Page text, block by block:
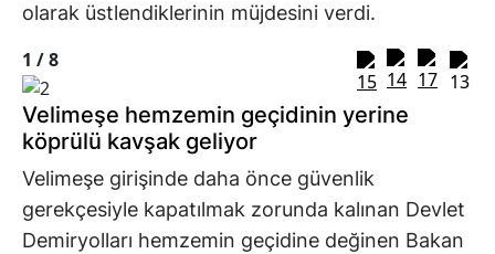
olarak üstlendiklerinin müjdesini verdi.
1 /8
Velimeşe hemzemin geçidinin yerine
köprülü kavşak geliyor
Velimeşe girişinde daha önce güvenlik
gerekçesiyle kapatılmak zorunda kalınan Devlet
Demiryolları hemzemin geçidine değinen Bakan